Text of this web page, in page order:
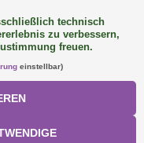
0 Artikel - €0,00
technisch
zu verbessern,
freuen.
einstellbar)